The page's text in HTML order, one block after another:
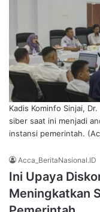
Kadis Kominfo Sinjai,
siber saat ini menjadi
instansi pemerintah.
Acca_BeritaNasional.ID
Ini Upaya
Meningkatkan